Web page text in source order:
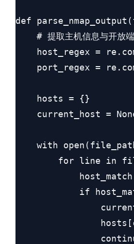
def
# 提取主机信息与开放
host_regex =
port_regex =
    hosts = {}
current_host =
with
for line in
if